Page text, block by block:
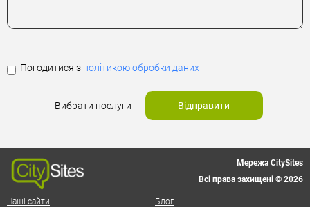
Погодитися з політикою обробки даних
Вибрати послуги Відправити
Мережа CitySites
Всі права захищені © 2026
Наші сайти
Блог